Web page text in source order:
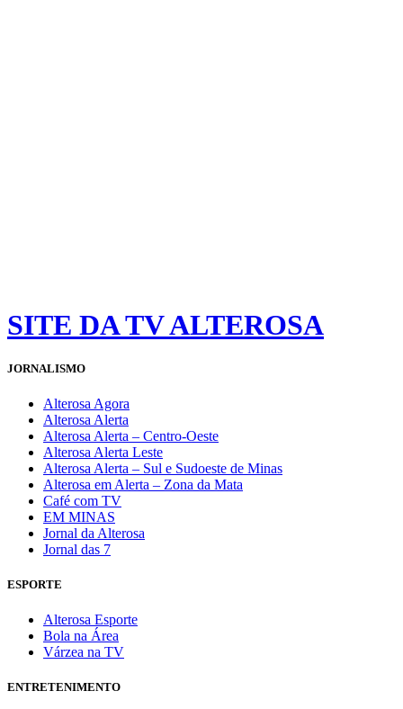
SITE DA TV ALTEROSA
JORNALISMO
Alterosa Agora
Alterosa Alerta
Alterosa Alerta – Centro-Oeste
Alterosa Alerta Leste
Alterosa Alerta – Sul e Sudoeste de Minas
Alterosa em Alerta – Zona da Mata
Café com TV
EM MINAS
Jornal da Alterosa
Jornal das 7
ESPORTE
Alterosa Esporte
Bola na Área
Várzea na TV
ENTRETENIMENTO